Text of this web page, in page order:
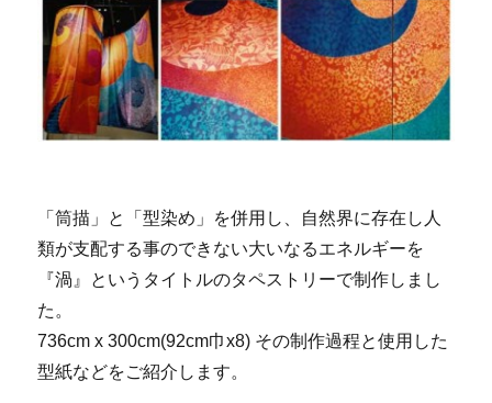
「筒描」と「型染め」を併用し、自然界に存在し人
類が支配する事のできない大いなるエネルギーを
『渦』というタイトルのタペストリーで制作しまし
た。
736cm x 300cm(92cm巾x8) その制作過程と使用した
型紙などをご紹介します。